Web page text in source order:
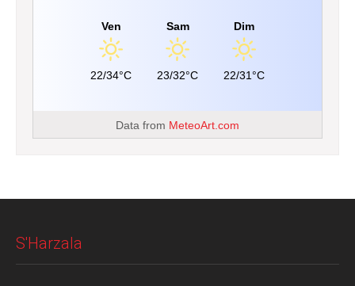
Ven
22/34°C
Sam
23/32°C
Dim
22/31°C
Data from MeteoArt.com
S'Harzala